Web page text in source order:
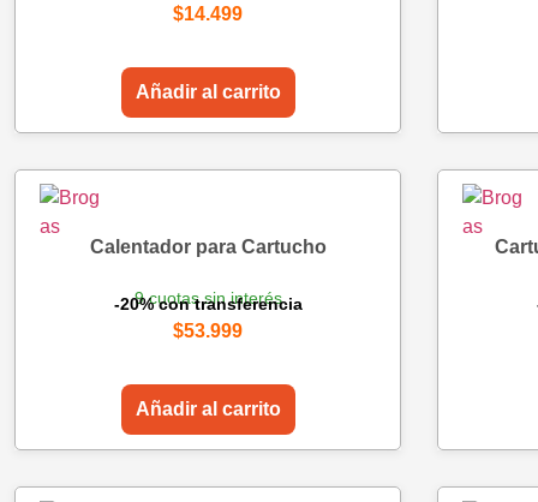
$14.499
Añadir al carrito
Calentador para Cartucho
9 cuotas sin interés
-20% con transferencia
$53.999
Añadir al carrito